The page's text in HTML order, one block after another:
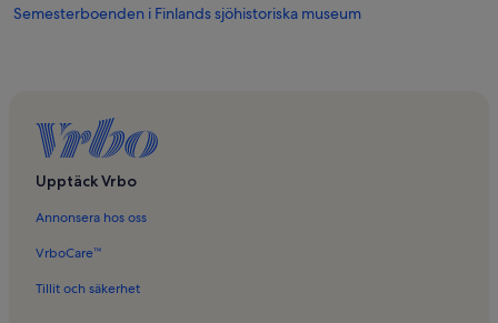
Semesterboenden i Finlands sjöhistoriska museum
Upptäck Vrbo
Annonsera hos oss
VrboCare™
Tillit och säkerhet